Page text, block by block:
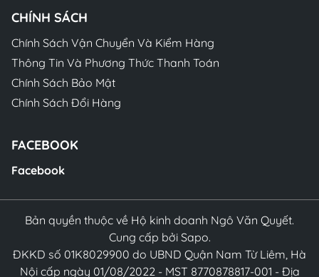
CHÍNH SÁCH
Chính Sách Vận Chuyển Và Kiểm Hàng
Thông Tin Và Phương Thức Thanh Toán
Chính Sách Bảo Mật
Chính Sách Đổi Hàng
FACEBOOK
Facebook
Bản quyền thuộc về Hộ kinh doanh Ngô Văn Quyết.
Cung cấp bởi Sapo.
ĐKKD số 01K8029900 do UBND Quận Nam Từ Liêm, Hà
Nội cấp ngày 01/08/2022 - MST 8770878817-001 - Địa